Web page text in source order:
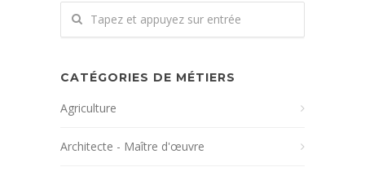
CATÉGORIES DE MÉTIERS
Agriculture
Architecte - Maître d'œuvre